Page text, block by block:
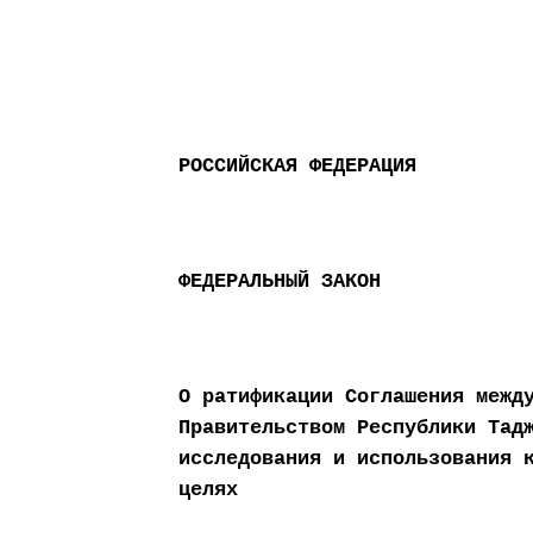
РОССИЙСКАЯ ФЕДЕРАЦИЯ
ФЕДЕРАЛЬНЫЙ ЗАКОН
О ратификации Соглашения
Правительством Республики
исследования и использования
целях